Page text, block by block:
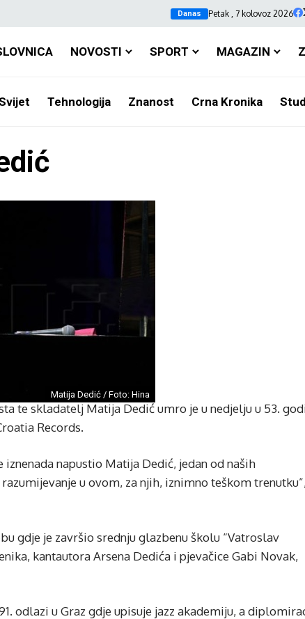
Danas Petak , 7 kolovoz 2026
NOVOSTI SPORT MAGAZIN
Tehnologija Znanost Crna Kronika
Matija Dedić / Foto: Hina
te skladatelj Matija Dedić umro je u nedjelju u 53.
Records.
napustio Matija Dedić, jedan od naših
u ovom, za njih, iznimno teškom trenutku”,
gdje je završio srednju glazbenu školu “Vatroslav
kantautora Arsena Dedića i pjevačice Gabi Novak,
odlazi u Graz gdje upisuje jazz akademiju, a